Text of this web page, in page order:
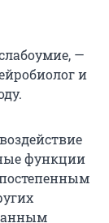
—
и
функции